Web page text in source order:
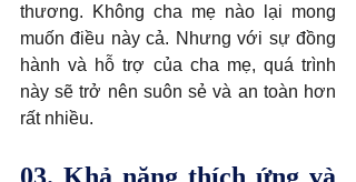
thương. Không cha mẹ nào lại mong
muốn điều này cả. Nhưng với sự đồng
hành và hỗ trợ của cha mẹ, quá trình
này sẽ trở nên suôn sẻ và an toàn hơn
rất nhiều.